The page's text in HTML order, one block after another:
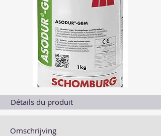
Détails du produit
Omschrijving